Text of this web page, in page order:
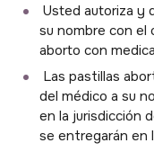
Usted autoriza y
su nombre con el
aborto con
Las pastillas
del médico a su
en la jurisdicción
se entregarán en